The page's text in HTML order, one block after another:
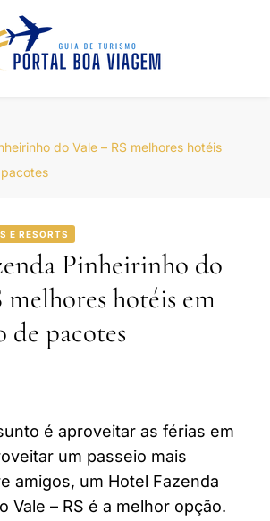
do Vale – RS melhores hotéis
E RESORTS
Pinheirinho do
melhores hotéis em
de pacotes
é aproveitar as férias em
um passeio mais
amigos, um Hotel Fazenda
Vale – RS é a melhor opção.